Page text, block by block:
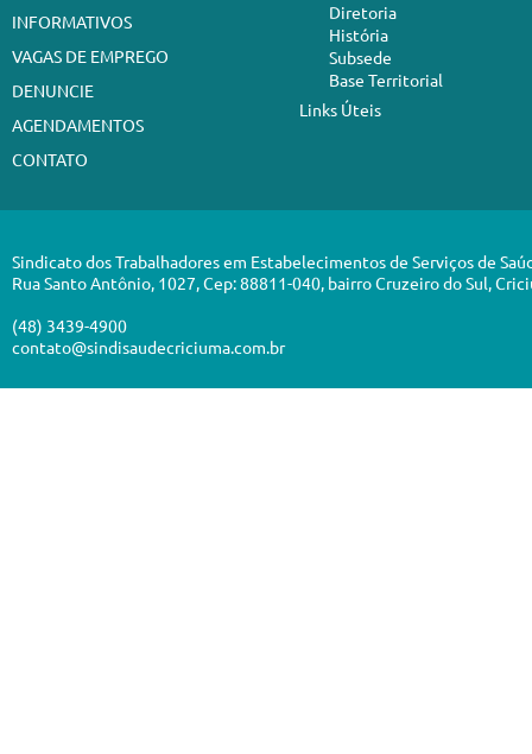
INFORMATIVOS
VAGAS DE EMPREGO
DENUNCIE
AGENDAMENTOS
CONTATO
Diretoria
História
Subsede
Base Territorial
Links Úteis
Sindicato dos Trabalhadores em Estabelecimentos de Serviços de
Rua Santo Antônio, 1027, Cep: 88811-040, bairro Cruzeiro do Sul,
(48) 3439-4900
contato@sindisaudecriciuma.com.br